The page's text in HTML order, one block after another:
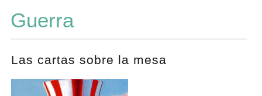
Guerra
Las cartas sobre la mesa